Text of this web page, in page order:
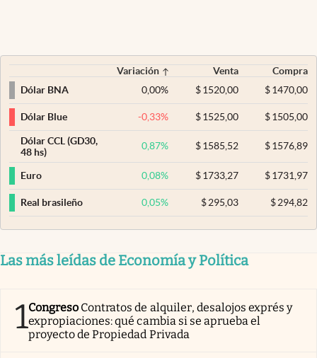
Variación Venta
Compra
Dólar BNA
0,00% $ 1520,00 $1470,00
Dólar Blue -0,33% $ 1525,00 $1505,00
Dólar CCL (GD30,
48 hs)
0,87% $ 1585,52 $1576,89
Euro 0,08% $ 1733,27 $1731,97
Real brasileño 0,05% $ 295,03 $294,82
Las más leídas de Economía y Política
1Congreso Contratos de alquiler, desalojos exprés y
expropiaciones: qué cambia si se aprueba el
proyecto de Propiedad Privada